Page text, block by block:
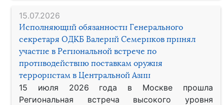
15.07.2026
Исполняющий обязанности Генерального
секретаря ОДКБ Валерий Семериков принял
участие в Региональной встрече по
противодействию поставкам оружия
террористам в Центральной Азии
15 июля 2026 года в Москве прошла
Региональная встреча высокого уровня